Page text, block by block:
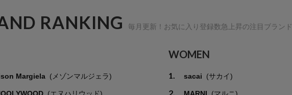
RANKING 毎月更新！お気に入り登録数急上昇の注目ブランド
Margiela (メゾンマルジェラ)
WOMEN
1. sacai (サカイ)
2.